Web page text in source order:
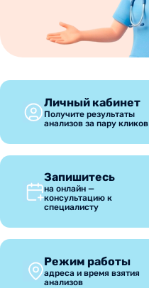
Личный кабинет
Получите результаты
анализов за пару кликов
Запишитесь
на онлайн —
консультацию к
специалисту
Режим работы
адреса и время взятия
анализов